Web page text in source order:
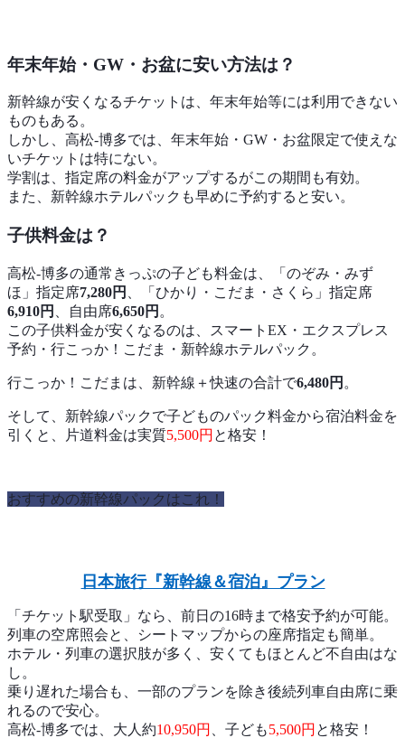
年末年始・GW・お盆に安い方法は？
新幹線が安くなるチケットは、年末年始等には利用できない
ものもある。
しかし、高松-博多では、年末年始・GW・お盆限定で使えな
いチケットは特にない。
学割は、指定席の料金がアップするがこの期間も有効。
また、新幹線ホテルパックも早めに予約すると安い。
子供料金は？
高松-博多の通常きっぷの子ども料金は、「のぞみ・みず
ほ」指定席7,280円
、「ひかり・こだま・さくら」指定席
6,910円
、自由席6,650円 。
この子供料金が安くなるのは、スマートEX・エクスプレス
予約・行こっか！こだま・新幹線ホテルパック。
行こっか！こだまは、新幹線＋快速の合計で6,480円 。
そして、新幹線パックで子どものパック料金から宿泊料金を
引くと、片道料金は実質5,500円 と格安！
おすすめの新幹線パックはこれ！
日本旅行『新幹線＆宿泊』プラン
「チケット駅受取」なら、前日の16時まで格安予約が可能。
列車の空席照会と、シートマップからの座席指定も簡単。
ホテル・列車の選択肢が多く、安くてもほとんど不自由はな
し。
乗り遅れた場合も、一部のプランを除き後続列車自由席に乗
れるので安心。
高松-博多では、大人約10,950円 、子ども5,500円 と格安！